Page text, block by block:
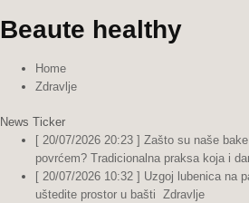
Beaute healthy
Home
Zdravlje
News Ticker
[ 20/07/2026 20:23 ] Zašto su naše
povrćem? Tradicionalna praksa koja i
[ 20/07/2026 10:32 ] Uzgoj lubenica na
uštedite prostor u bašti Zdravlje